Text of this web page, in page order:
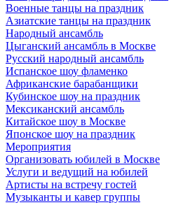
Военные танцы на праздник
Азиатские танцы на праздник
Народный ансамбль
Цыганский ансамбль в Москве
Русский народный ансамбль
Испанское шоу фламенко
Африканские барабанщики
Кубинское шоу на праздник
Мексиканский ансамбль
Китайское шоу в Москве
Японское шоу на праздник
Мероприятия
Организовать юбилей в Москве
Услуги и ведущий на юбилей
Артисты на встречу гостей
Музыканты и кавер группы